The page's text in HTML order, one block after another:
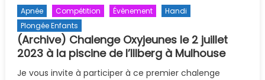
Apnée Compétition Évènement
Handi
Plongée Enfants
(Archive) Chalenge Oxyjeunes le 2 juillet
2023 à la piscine de l’Illberg à Mulhouse
Je vous invite à participer à ce premier chalenge